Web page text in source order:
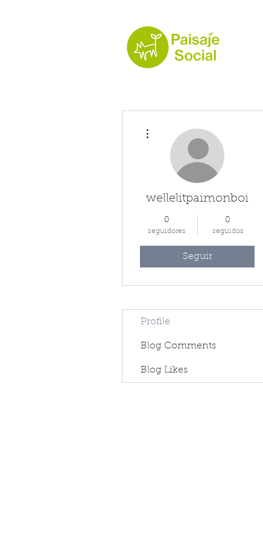
wellelitpaimonboi
0
seguidores
0
seguidos
Seguir
Profile
Blog Comments
Blog Likes